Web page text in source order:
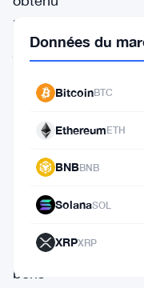
l’approbation
judiciaire
investir
des
clients
des
bons
Données du
BitcoinBTC
EthereumETH
BNBBNB
SolanaSOL
XRPXRP